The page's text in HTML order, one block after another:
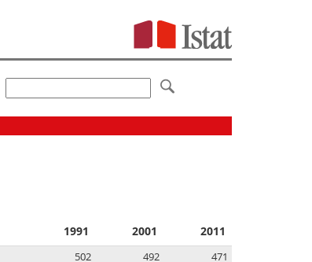
1991 2001 2011
502 492
471